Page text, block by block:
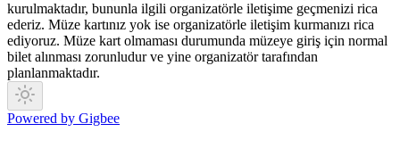
kurulmaktadır, bununla ilgili organizatörle iletişime geçmenizi rica
ederiz. Müze kartınız yok ise organizatörle iletişim kurmanızı rica
ediyoruz. Müze kart olmaması durumunda müzeye giriş için normal
bilet alınması zorunludur ve yine organizatör tarafından
planlanmaktadır.
Powered by Gigbee